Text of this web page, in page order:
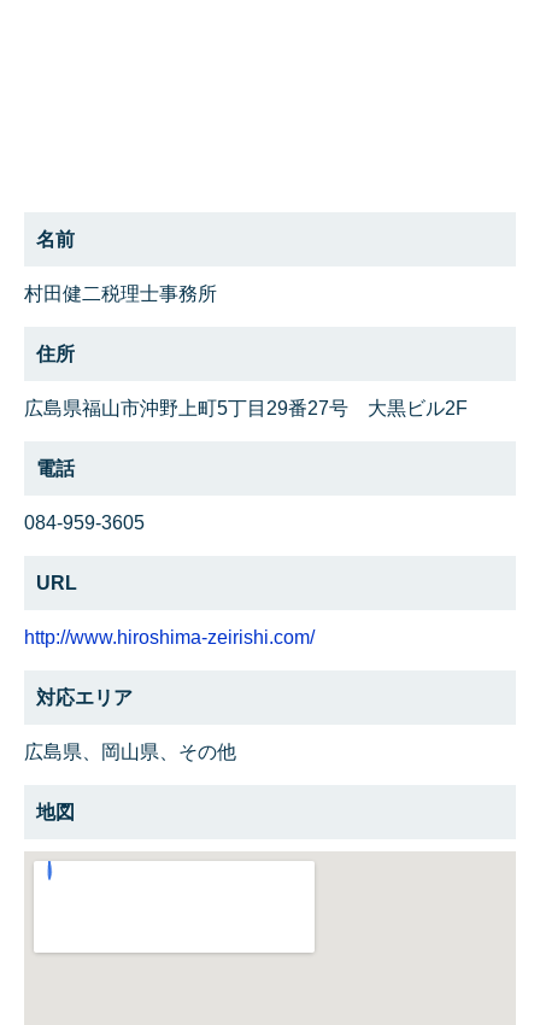
名前
村田健二税理士事務所
住所
広島県福山市沖野上町5丁目29番27号 大黒ビル2F
電話
084-959-3605
URL
http://www.hiroshima-zeirishi.com/
対応エリア
広島県、岡山県、その他
地図